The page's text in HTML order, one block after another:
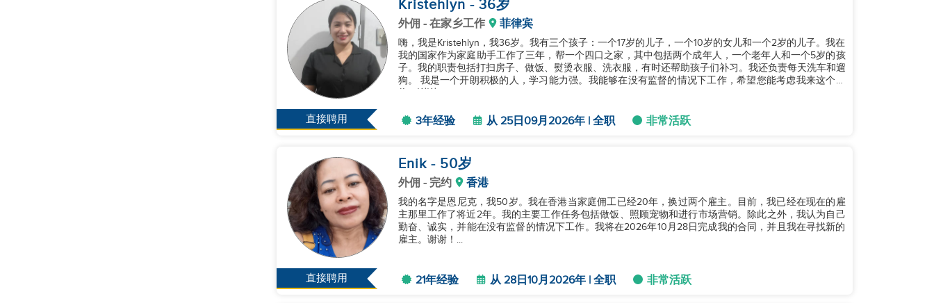
直接聘用
Kristehlyn - 36岁
外佣 - 在家乡工作 菲律宾
嗨，我是Kristehlyn，我36岁。我有三个孩子：一个17岁的儿子，一个10岁的女儿和一个2岁的儿子。我在
我的国家作为家庭助手工作了三年，帮一个四口之家，其中包括两个成年人，一个老年人和一个5岁的孩
子。我的职责包括打扫房子、做饭、熨烫衣服、洗衣服，有时还帮助孩子们补习。我还负责每天洗车和遛
狗。 我是一个开朗积极的人，学习能力强。我能够在没有监督的情况下工作，希望您能考虑我来这个职
3年经验 从 25日09月2026年 | 全职 非常活跃
直接聘用
Enik - 50岁
外佣 - 完约 香港
我的名字是恩尼克，我50岁。我在香港当家庭佣工已经20年，换过两个雇主。目前，我已经在现在的雇
主那里工作了将近2年。我的主要工作任务包括做饭、照顾宠物和进行市场营销。除此之外，我认为自己
勤奋、诚实，并能在没有监督的情况下工作。我将在2026年10月28日完成我的合同，并且我在寻找新的
雇主。谢谢！...
21年经验 从 28日10月2026年 | 全职 非常活跃